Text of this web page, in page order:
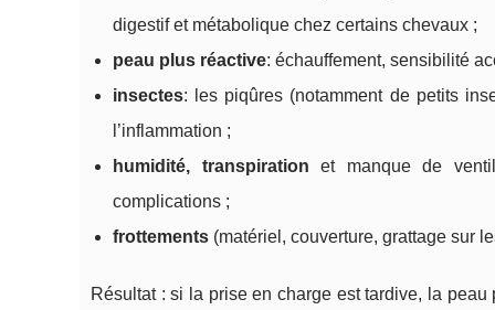
digestif et métabolique chez certains chevaux ;
peau plus réactive: échauffement, sensibilité
insectes: les piqûres (notamment de petits
l’inflammation ;
humidité, transpiration et manque de
complications ;
frottements (matériel, couverture, grattage sur
Résultat : si la prise en charge est tardive, la